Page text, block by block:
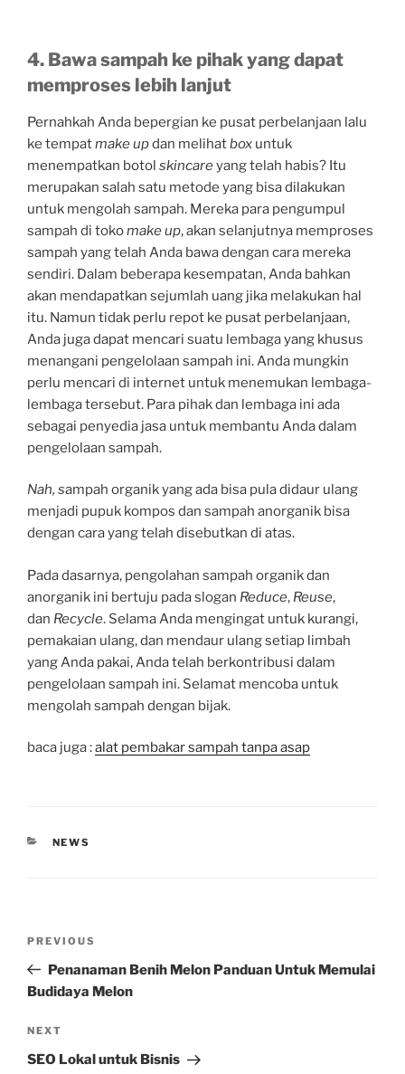
4. Bawa sampah ke pihak yang dapat
memproses lebih lanjut
Pernahkah Anda bepergian ke pusat perbelanjaan lalu
ke tempatmake updan melihatbox untuk
menempatkan botol skincareyang telah habis? Itu
merupakan salah satu metode yang bisa dilakukan
untuk mengolah sampah. Mereka para pengumpul
sampah di tokomake up, akan selanjutnya memproses
sampah yang telah Anda bawa dengan cara mereka
sendiri. Dalam beberapa kesempatan, Anda bahkan
akan mendapatkan sejumlah uang jika melakukan hal
itu. Namun tidak perlu repot ke pusat perbelanjaan,
Anda juga dapat mencari suatu lembaga yang khusus
menangani pengelolaan sampah ini. Anda mungkin
perlu mencari di internet untuk menemukan lembaga-
lembaga tersebut. Para pihak dan lembaga ini ada
sebagai penyedia jasa untuk membantu Anda dalam
pengelolaan sampah.
Nah, sampah organik yang ada bisa pula didaur ulang
menjadi pupuk kompos dan sampah anorganik bisa
dengan cara yang telah disebutkan di atas.
Pada dasarnya, pengolahan sampah organik dan
anorganik ini bertuju pada slogan Reduce, Reuse,
dan Recycle. Selama Anda mengingat untuk kurangi,
pemakaian ulang, dan mendaur ulang setiap limbah
yang Anda pakai, Anda telah berkontribusi dalam
pengelolaan sampah ini. Selamat mencoba untuk
mengolah sampah dengan bijak.
baca juga :alat pembakar sampah tanpa asap
CATEGORIES
NEWS
Previous
Post
PREVIOUS
Penanaman Benih Melon Panduan Untuk Memulai
Budidaya Melon
Next
Post
NEXT
SEO Lokal untuk Bisnis